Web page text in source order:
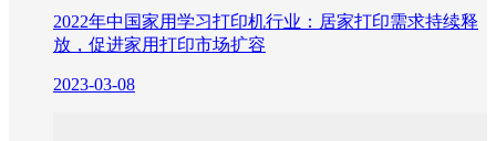
2022年中国家用学习打印机行业：居家打印需求持续释
放，促进家用打印市场扩容
2023-03-08